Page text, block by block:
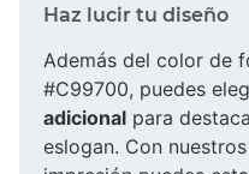
Haz lucir tu diseño
Además del color de
#C99700, puedes
adicional para
eslogan. Con